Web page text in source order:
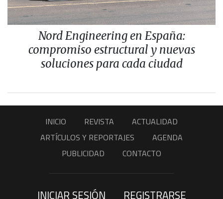
Nord Engineering en España:
compromiso estructural y nuevas
soluciones para cada ciudad
INICIO REVISTA
ACTUALIDAD
ARTÍCULOS Y REPORTAJES
AGENDA
PUBLICIDAD
CONTACTO
INICIAR SESIÓN REGISTRARSE